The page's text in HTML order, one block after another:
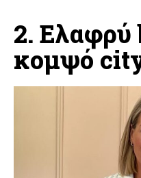
2. Ελαφρύ
κομψό